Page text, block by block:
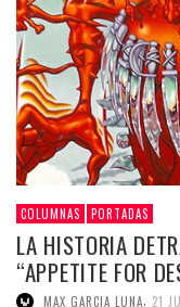
COLUMNAS PORTADAS
LA HISTORIA
“APPETITE FOR
MAX GARCIA LUNA 21